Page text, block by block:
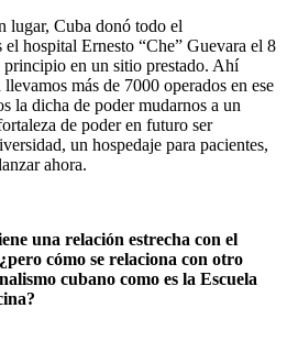
lugar, Cuba donó todo el
hospital Ernesto “Che” Guevara el 8
en un sitio prestado. Ahí
más de 7000 operados en ese
la dicha de poder mudarnos a un
de poder en futuro ser
un hospedaje para pacientes,
ahora.
una relación estrecha con el
cómo se relaciona con otro
cubano como es la Escuela